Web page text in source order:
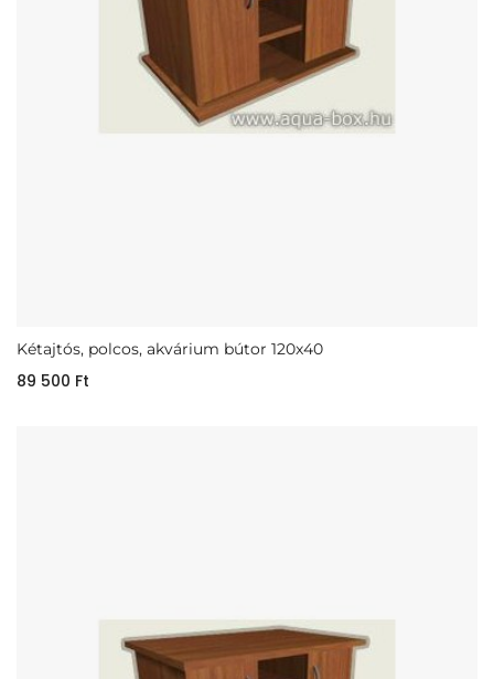
Kétajtós, polcos, akvárium bútor 120x40
89 500 Ft